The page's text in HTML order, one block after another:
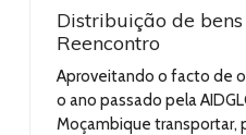
Distribuição de
Reencontro
Aproveitando o facto de
o ano passado pela
Moçambique transportar,